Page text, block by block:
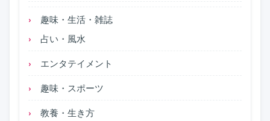
趣味・生活・雑誌
占い・風水
エンタテイメント
趣味・スポーツ
教養・生き方